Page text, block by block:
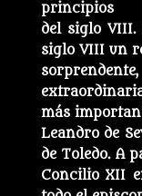
principios
del siglo VIII.
siglo VIII un
más
Leandro de
de Toledo. A
Concilio XII